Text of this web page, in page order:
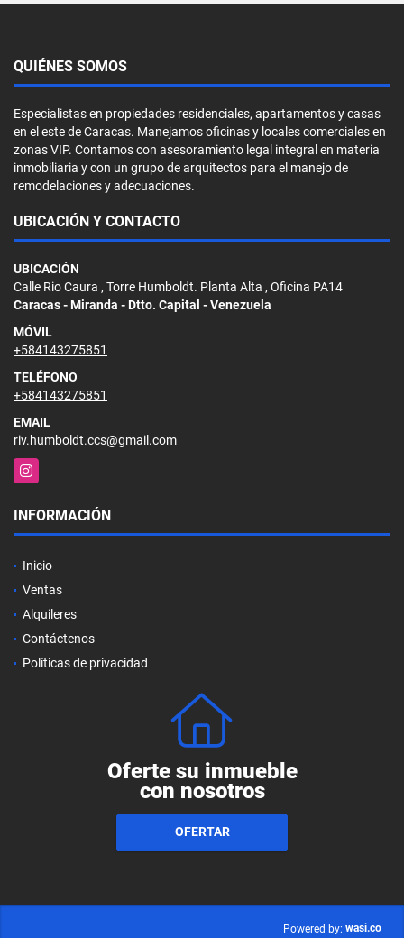
QUIÉNES SOMOS
Especialistas en propiedades residenciales, apartamentos y casas
en el este de Caracas. Manejamos oficinas y locales comerciales en
zonas VIP. Contamos con asesoramiento legal integral en materia
inmobiliaria y con un grupo de arquitectos para el manejo de
remodelaciones y adecuaciones.
UBICACIÓN Y CONTACTO
UBICACIÓN
Calle Rio Caura , Torre Humboldt. Planta Alta , Oficina PA14
Caracas - Miranda - Dtto. Capital - Venezuela
MÓVIL
+584143275851
TELÉFONO
+584143275851
EMAIL
riv.humboldt.ccs@gmail.com
Instagram
INFORMACIÓN
Inicio
Ventas
Alquileres
Contáctenos
Políticas de privacidad
Oferte su inmueble
con nosotros
OFERTAR
Powered by: wasi.co